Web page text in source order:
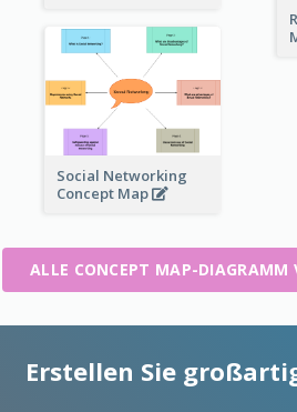
Social Networking
Concept Map
ALLE CONCEPT MAP-DIAGRAMM
Erstellen Sie